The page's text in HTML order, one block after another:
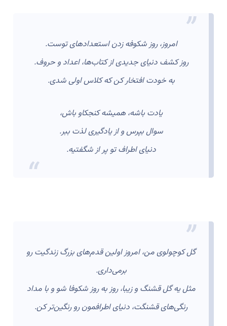
امروز، روز شکوفه زدن استعدادهای توست.
روز کشف دنیای جدیدی از کتاب‌ها، اعداد و حروف.
به خودت افتخار کن که کلاس اولی شدی.
یادت باشه، همیشه کنجکاو باش،
سوال بپرس و از یادگیری لذت ببر.
دنیای اطراف تو پر از شگفتیه.
گل کوچولوی من، امروز اولین قدم‌های بزرگ زندگیت رو
برمی‌داری.
مثل یه گل قشنگ و زیبا، روز به روز شکوفا شو و با مداد
رنگی‌های قشنگت، دنیای اطرافمون رو رنگین‌تر کن.